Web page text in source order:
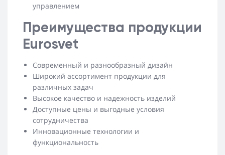
управлением
Преимущества продукции
Eurosvet
Современный и разнообразный дизайн
Широкий ассортимент продукции для
различных задач
Высокое качество и надежность изделий
Доступные цены и выгодные условия
сотрудничества
Инновационные технологии и
функциональность